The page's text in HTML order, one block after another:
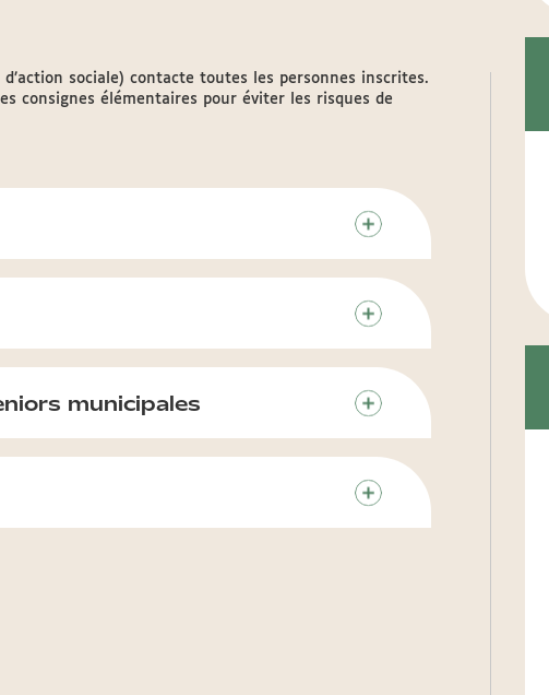
sociale) contacte toutes les personnes inscrites.
consignes élémentaires pour éviter les risques de
municipales